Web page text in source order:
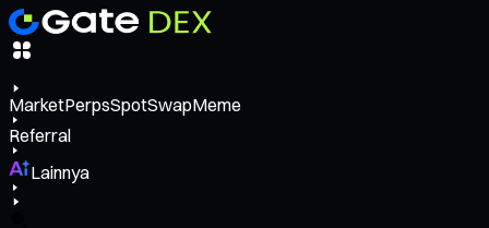
MarketPerpsSpotSwapMeme
Referral
Lainnya